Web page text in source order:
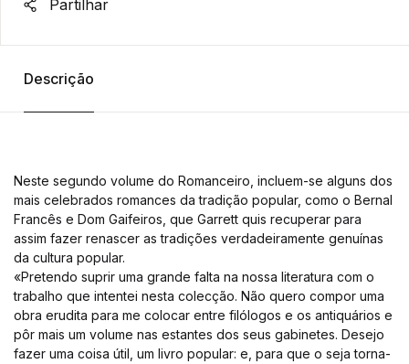
Partilhar
Descrição
Neste segundo volume do Romanceiro, incluem-se alguns dos
mais celebrados romances da tradição popular, como o Bernal
Francês e Dom Gaifeiros, que Garrett quis recuperar para
assim fazer renascer as tradições verdadeiramente genuínas
da cultura popular.
«Pretendo suprir uma grande falta na nossa literatura com o
trabalho que intentei nesta colecção. Não quero compor uma
obra erudita para me colocar entre filólogos e os antiquários e
pôr mais um volume nas estantes dos seus gabinetes. Desejo
fazer uma coisa útil, um livro popular: e, para que o seja torna-